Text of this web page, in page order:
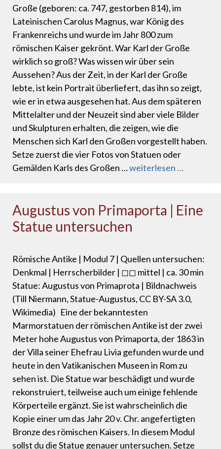
Große (geboren: ca. 747, gestorben 814), im
Lateinischen Carolus Magnus, war König des
Frankenreichs und wurde im Jahr 800 zum
römischen Kaiser gekrönt. War Karl der Große
wirklich so groß? Was wissen wir über sein
Aussehen? Aus der Zeit, in der Karl der Große
lebte, ist kein Portrait überliefert, das ihn so zeigt,
wie er in etwa ausgesehen hat. Aus dem späteren
Mittelalter und der Neuzeit sind aber viele Bilder
und Skulpturen erhalten, die zeigen, wie die
Menschen sich Karl den Großen vorgestellt haben.
Setze zuerst die vier Fotos von Statuen oder
Gemälden Karls des Großen …weiterlesen …
Augustus von Primaporta | Eine
Statue untersuchen
Römische Antike | Modul 7 | Quellen untersuchen:
Denkmal | Herrscherbilder | ◻◻ mittel | ca. 30 min
Statue: Augustus von Primaprota | Bildnachweis
(Till Niermann, Statue-Augustus, CC BY-SA 3.0,
Wikimedia) Eine der bekanntesten
Marmorstatuen der römischen Antike ist der zwei
Meter hohe Augustus von Primaporta, der 1863 in
der Villa seiner Ehefrau Livia gefunden wurde und
heute in den Vatikanischen Museen in Rom zu
sehen ist. Die Statue war beschädigt und wurde
rekonstruiert, teilweise auch um einige fehlende
Körperteile ergänzt. Sie ist wahrscheinlich die
Kopie einer um das Jahr 20 v. Chr. angefertigten
Bronze des römischen Kaisers. In diesem Modul
sollst du die Statue genauer untersuchen. Setze